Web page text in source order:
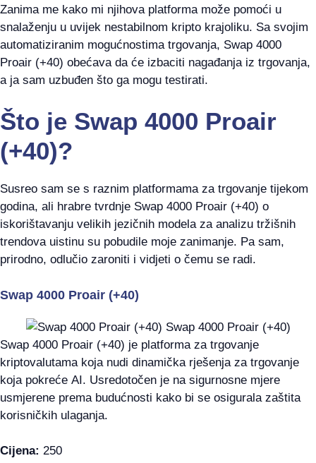
Zanima me kako mi njihova platforma može pomoći u
snalaženju u uvijek nestabilnom kripto krajoliku. Sa svojim
automatiziranim mogućnostima trgovanja, Swap 4000
Proair (+40) obećava da će izbaciti nagađanja iz trgovanja,
a ja sam uzbuđen što ga mogu testirati.
Što je Swap 4000 Proair
(+40)?
Susreo sam se s raznim platformama za trgovanje tijekom
godina, ali hrabre tvrdnje Swap 4000 Proair (+40) o
iskorištavanju velikih jezičnih modela za analizu tržišnih
trendova uistinu su pobudile moje zanimanje. Pa sam,
prirodno, odlučio zaroniti i vidjeti o čemu se radi.
Swap 4000 Proair (+40)
Swap 4000 Proair (+40) je platforma za trgovanje
kriptovalutama koja nudi dinamička rješenja za trgovanje
koja pokreće AI. Usredotočen je na sigurnosne mjere
usmjerene prema budućnosti kako bi se osigurala zaštita
korisničkih ulaganja.
Cijena: 250